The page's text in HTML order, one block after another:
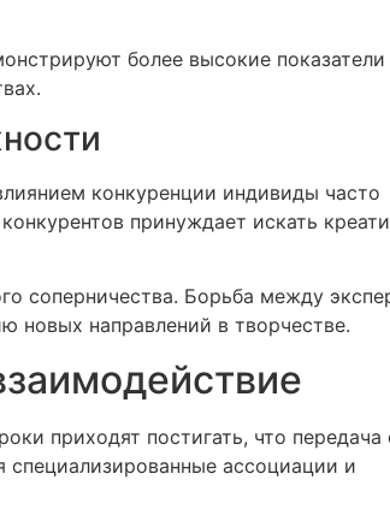
более высокие показатели
конкуренции индивиды часто
принуждает искать
соперничества. Борьба между
новых направлений в творчестве.
приходят постигать, что
ассоциации и